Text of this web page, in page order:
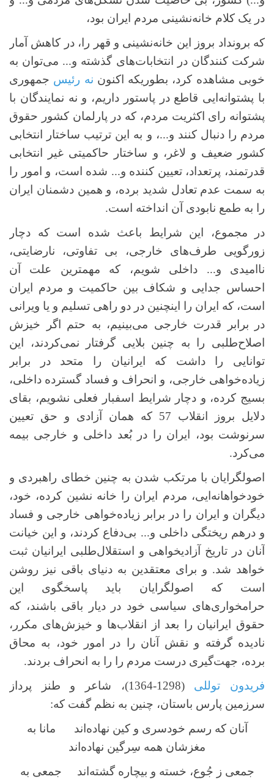
در یک کلام خانه‌نشینی مردم ایران بود،
که برونداد بروز این خانه‌نشینی و قهر را، در کاهش آمار
شرکت کنندگان در انتخابات‌های گذشته و... می‌توان به
خوبی مشاهده کرد، بطوریکه اکنون نه رئیس جمهوری
با پشتوانه‌ایی قاطع در پاستور داریم، و نه نمایندگان با
پشتوانه رای اکثریت مردم، که در پارلمان کشور حقوق
مردم را دنبال کنند و...، و به این ترتیب ساختار انتخابی
کشور ضعیف و لاغر، و ساختار حاکمیتی غیر انتخابی
قدرتمند، پرتعداد، تعیین کننده و... شده است، و امور را
به سمت عدم تعادل شدید برده، و همین دشمنان ایران
را به طمع نابودی آن انداخته است.
در مجموع، این شرایط باعث شده است که دچار
زورگویی طرف‌های خارجی، بی تفاوتی، نارضایتی،
ناامیدی و... داخلی شویم، که مهمترین علت آن
احساس جدایی و شکاف بین حاکمیت و مردم ایران
است، که ایران را اینچنین در دو راهی تسلیم و یا ویرانی
در برابر قدرت خارجی می‌بینیم، به حتم اگر خیزش
اصلاح‌طلبی را به چنین بلایی گرفتار نمی‌کردند، این
توانایی را داشت که ایرانیان را متحد در برابر
زیاده‌خواهی خارجی، و انحراف و فساد گسترده داخلی،
بسیج کرده، و دچار شرایط اسفبار فعلی نشویم، بقای
دلایل بروز انقلاب 57 که همان آزادی و حق تعیین
سرنوشت بود، ایران را در بُعد داخلی و خارجی بیمه
می‌کرد.
اصولگرایان با مرتکب شدن به چنین خطای راهبردی و
خودخواهانه‌ایی، مردم ایران را خانه نشین کرده، خود،
دیگران و ایران را در برابر زیاده‌خواهی خارجی و فساد
و درهم ریختگی داخلی و... بی‌دفاع کردند، و این خیانت
آنان در تاریخ آزادیخواهی و استقلال‌طلبی ایرانیان ثبت
خواهد شد. و برای معتقدین به دنیای باقی نیز روشن
است که اصولگرایان باید پاسخگوی این
حرامخواری‌های سیاسی خود در دیار باقی باشند، که
حقوق ایرانیان را بعد از انقلاب‌ها و خیزش‌های مکرر،
نادیده گرفته و نقش آنان را در امور خود، به محاق
برده، جهت‌گیری درست مردم را را به انحراف بردند.
فریدون توللی
(1298-1364)، شاعر و طنز پرداز
سرزمین پارس باستان، چنین به نظم گفت که:
آنان که رسم خودسری و کین نهاده‌اند مانا به
مغزشان همه سِرگین نهاده‌اند
جمعی ز جُوع، خسته و بیچاره گشته‌اند جمعی به